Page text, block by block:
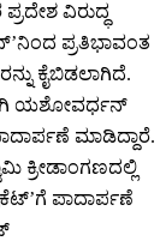
ವಿರುದ್ಧ
ಪ್ರತಿಭಾವಂತ
ಕೈಬಿಡಲಾಗಿದೆ.
ಯಶೋವರ್ಧನ್
ಮಾಡಿದ್ದಾರೆ.
ಕ್ರೀಡಾಂಗಣದಲ್ಲಿ
ಪಾದಾರ್ಪಣೆ